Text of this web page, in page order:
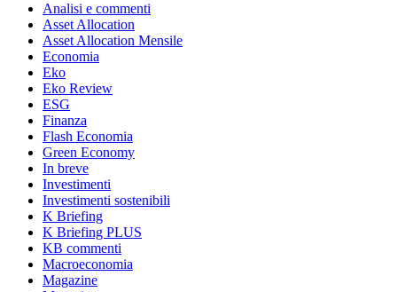
Analisi e commenti
Asset Allocation
Asset Allocation Mensile
Economia
Eko
Eko Review
ESG
Finanza
Flash Economia
Green Economy
In breve
Investimenti
Investimenti sostenibili
K Briefing
K Briefing PLUS
KB commenti
Macroeconomia
Magazine